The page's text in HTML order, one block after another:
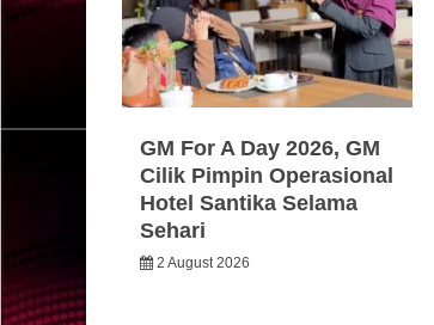
GM For A Day 2026, GM
Cilik Pimpin Operasional
Hotel Santika Selama
Sehari
2 August 2026